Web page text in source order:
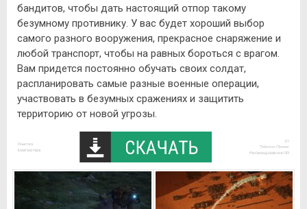
бандитов, чтобы дать настоящий отпор такому
безумному противнику. У вас будет хороший выбор
самого разного вооружения, прекрасное снаряжение и
любой транспорт, чтобы на равных бороться с врагом.
Вам придется постоянно обучать своих солдат,
распланировать самые разные военные операции,
участвовать в безумных сражениях и защитить
территорию от новой угрозы.